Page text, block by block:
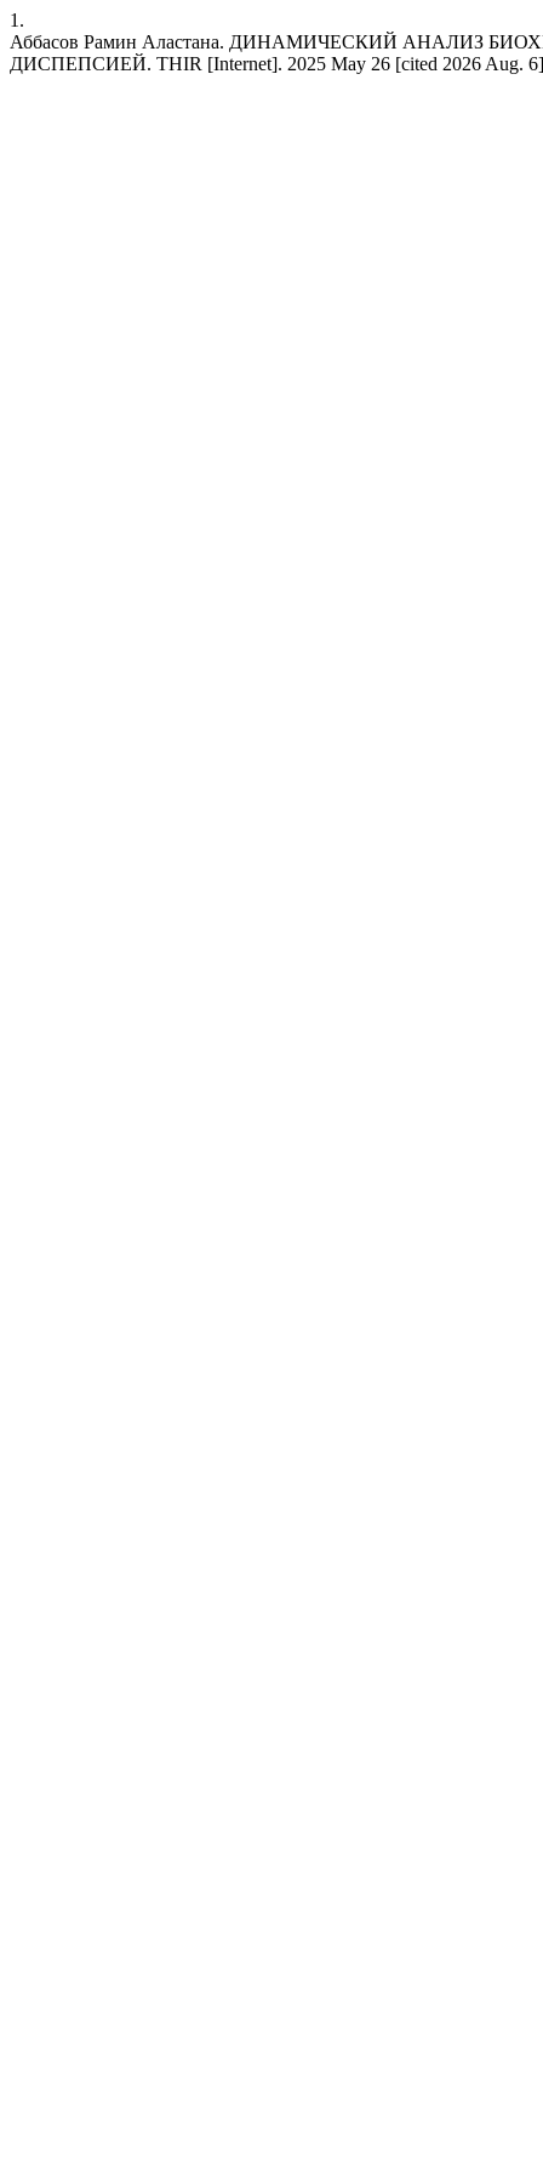
1.
Аббасов Рамин Aластана. ДИНАМИЧЕСКИЙ АНАЛИЗ
ДИСПЕПСИЕЙ. THIR [Internet]. 2025 May 26 [cited 2026 Aug.